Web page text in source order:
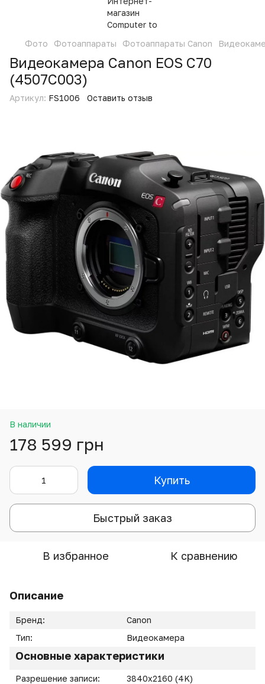
Фото Фотоаппараты Фотоаппараты Canon
Видеокамера Canon EOS C70
(4507C003)
Артикул: FS1006 Оставить отзыв
В наличии
178 599 грн
Купить
Быстрый заказ
В избранное К сравнению
Описание
Бренд:
Canon
Тип:
Видеокамера
Основные характеристики
Разрешение записи:
3840x2160 (4K)